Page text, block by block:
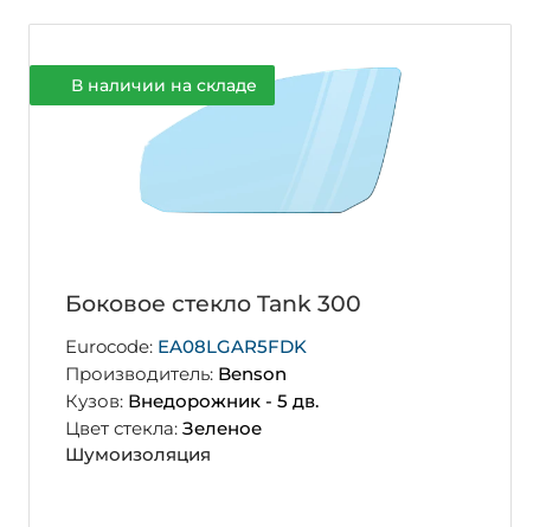
В наличии на складе
Боковое стекло Tank 300
Eurocode: EA08LGAR5FDK
Производитель: Benson
Кузов: Внедорожник - 5 дв.
Цвет стекла: Зеленое
Шумоизоляция